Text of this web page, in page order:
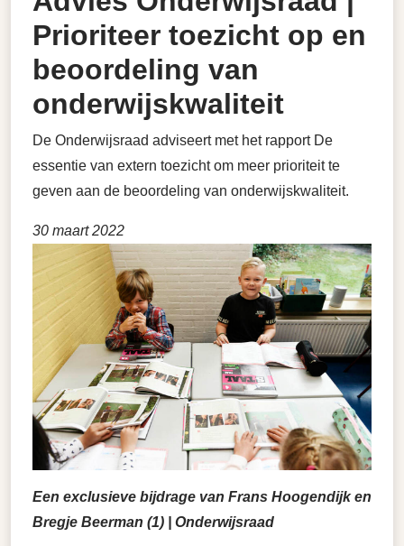
Prioriteer toezicht op en
beoordeling van
onderwijskwaliteit
De Onderwijsraad adviseert met het rapport De
essentie van extern toezicht om meer prioriteit te
geven aan de beoordeling van onderwijskwaliteit.
30 maart 2022
Een exclusieve bijdrage van Frans Hoogendijk en
Bregje Beerman (1) | Onderwijsraad